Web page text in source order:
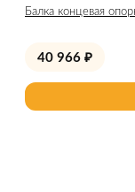
Балка концевая
40 966 ₽